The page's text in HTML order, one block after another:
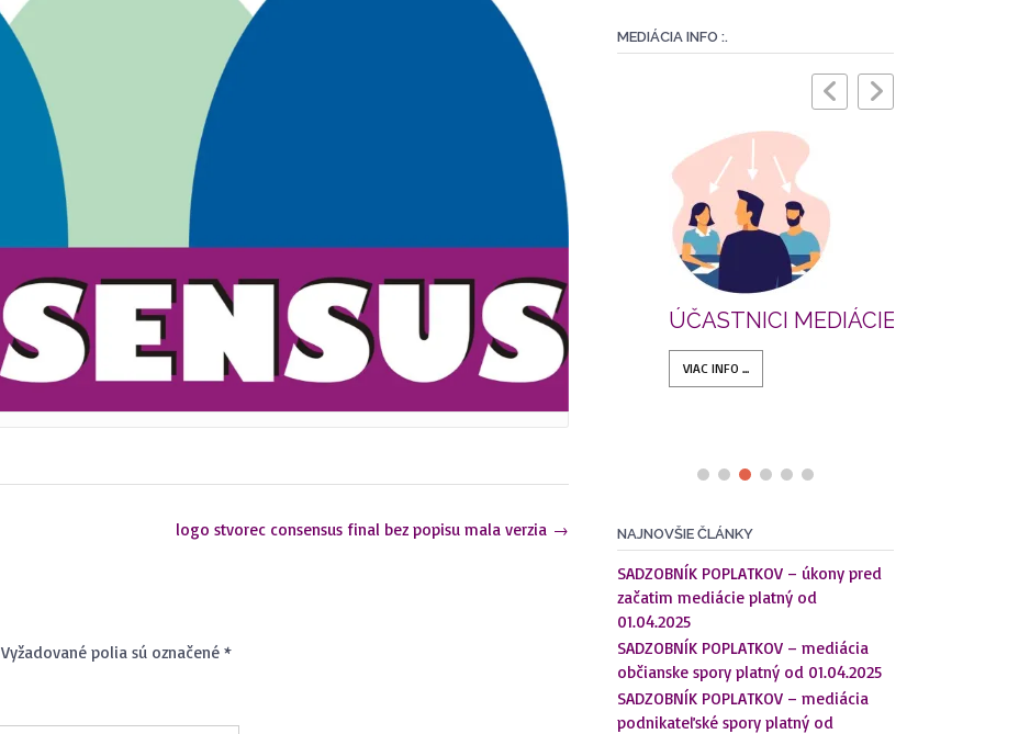
logo stvorec consensus final bez popisu mala verzia →
Vyžadované polia sú označené *
MEDIÁCIA INFO :.
ČO JE MEDIÁCIA? ?
VIAC INFO ...
MEDIÁTOR
VIAC INFO ...
ÚČASTNICI MEDIÁCIE
VIAC INFO ...
NAJNOVŠIE ČLÁNKY
SADZOBNÍK POPLATKOV – úkony pred
začatim mediácie platný od
01.04.2025
SADZOBNÍK POPLATKOV – mediácia
občianske spory platný od 01.04.2025
SADZOBNÍK POPLATKOV – mediácia
podnikateľské spory platný od